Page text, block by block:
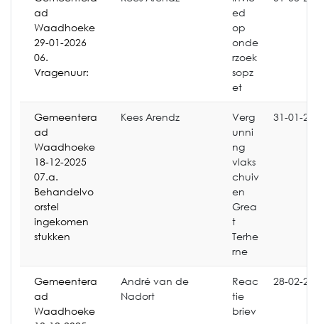
ad
Waadhoeke
29-01-2026
06.
Vragenuur:
ed
op
onde
rzoek
sopz
et
Gemeentera
ad
Waadhoeke
18-12-2025
07.a.
Behandelvo
orstel
ingekomen
stukken
Kees Arendz
Verg
unni
ng
vlaks
chuiv
en
Grea
t
Terhe
rne
31-01-
Gemeentera
ad
Waadhoeke
André van de
Nadort
Reac
tie
briev
28-02-